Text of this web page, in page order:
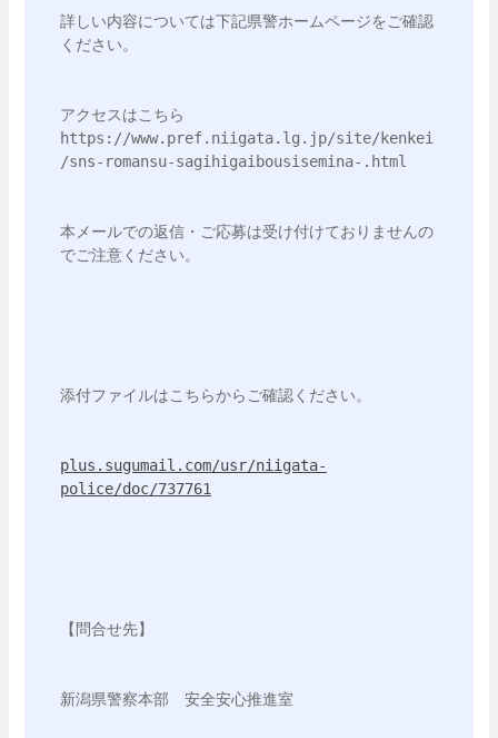
詳しい内容については下記県警ホームページをご確認
ください。
アクセスはこちら
https://www.pref.niigata.lg.jp/site/kenkei
/sns-romansu-sagihigaibousisemina-.html
本メールでの返信・ご応募は受け付けておりませんの
でご注意ください。
添付ファイルはこちらからご確認ください。
plus.sugumail.com/usr/niigata-
police/doc/737761
【問合せ先】
新潟県警察本部　安全安心推進室